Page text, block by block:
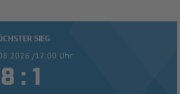
SIEG
/17:00 Uhr
 : 